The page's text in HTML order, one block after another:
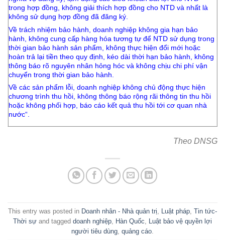
trong hợp đồng, không giải thích hợp đồng cho NTD và nhất là
không sử dụng hợp đồng đã đăng ký.
Về trách nhiệm bảo hành, doanh nghiệp không gia hạn bảo
hành, không cung cấp hàng hóa tương tự để NTD sử dụng trong
thời gian bảo hành sản phẩm, không thực hiện đổi mới hoặc
hoàn trả lại tiền theo quy định, kéo dài thời hạn bảo hành, không
thông báo rõ nguyên nhân hỏng hóc và không chịu chi phí vận
chuyển trong thời gian bảo hành.
Về các sản phẩm lỗi, doanh nghiệp không chủ động thực hiện
chương trình thu hồi, không thông báo rộng rãi thông tin thu hồi
hoặc không phối hợp, báo cáo kết quả thu hồi tới cơ quan nhà
nước“.
Theo DNSG
This entry was posted in Doanh nhân - Nhà quản trị Luật pháp Tin tức-
Thời sự and tagged doanh nghiệp Hàn Quốc
Luật bảo vệ quyền lợi
người tiêu dùng quảng cáo